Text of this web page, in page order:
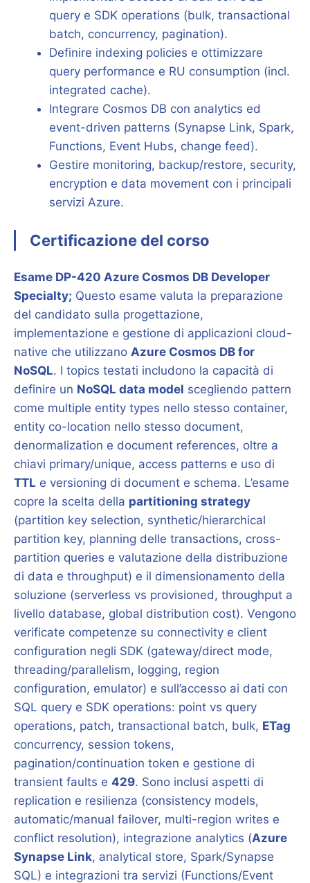
query e SDK operations (bulk, transactional
batch, concurrency, pagination).
Definire indexing policies e ottimizzare
query performance e RU consumption (incl.
integrated cache).
Integrare Cosmos DB con analytics ed
event-driven patterns (Synapse Link, Spark,
Functions, Event Hubs, change feed).
Gestire monitoring, backup/restore, security,
encryption e data movement con i principali
servizi Azure.
Certificazione del corso
Esame DP-420 Azure Cosmos DB Developer
Specialty; Questo esame valuta la preparazione
del candidato sulla progettazione,
implementazione e gestione di applicazioni cloud-
native che utilizzano Azure Cosmos DB for
NoSQL. I topics testati includono la capacità di
definire un NoSQL data model scegliendo pattern
come multiple entity types nello stesso container,
entity co-location nello stesso document,
denormalization e document references, oltre a
chiavi primary/unique, access patterns e uso di
TTL e versioning di document e schema. L’esame
copre la scelta della partitioning strategy
(partition key selection, synthetic/hierarchical
partition key, planning delle transactions, cross-
partition queries e valutazione della distribuzione
di data e throughput) e il dimensionamento della
soluzione (serverless vs provisioned, throughput a
livello database, global distribution cost). Vengono
verificate competenze su connectivity e client
configuration negli SDK (gateway/direct mode,
threading/parallelism, logging, region
configuration, emulator) e sull’accesso ai dati con
SQL query e SDK operations: point vs query
operations, patch, transactional batch, bulk, ETag
concurrency, session tokens,
pagination/continuation token e gestione di
transient faults e 429. Sono inclusi aspetti di
replication e resilienza (consistency models,
automatic/manual failover, multi-region writes e
conflict resolution), integrazione analytics (Azure
Synapse Link, analytical store, Spark/Synapse
SQL) e integrazioni tra servizi (Functions/Event